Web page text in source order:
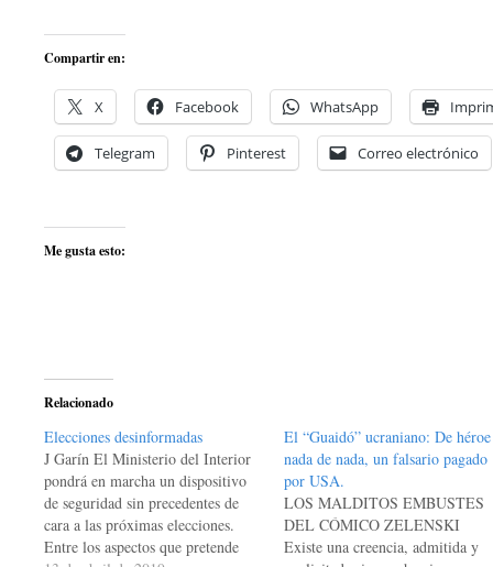
Compartir en:
X Facebook WhatsApp
Telegram Pinterest Correo electrónico
Me gusta esto:
Relacionado
Elecciones desinformadas
J Garín El Ministerio del Interior
pondrá en marcha un dispositivo
de seguridad sin precedentes de
cara a las próximas elecciones.
Entre los aspectos que pretende
El “Guaidó” ucraniano: De héroe
nada de nada, un falsario pagado
por USA.
LOS MALDITOS EMBUSTES
DEL CÓMICO ZELENSKI
Existe una creencia, admitida y